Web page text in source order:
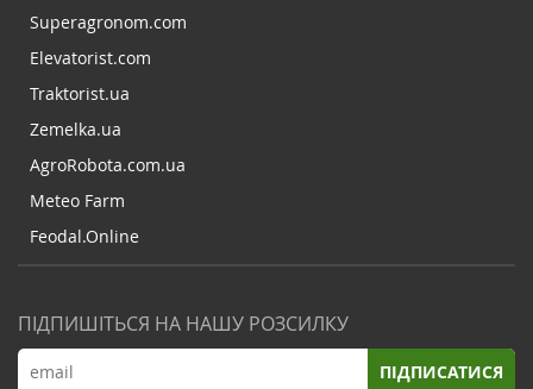
Superagronom.com
Elevatorist.com
Traktorist.ua
Zemelka.ua
AgroRobota.com.ua
Meteo Farm
Feodal.Online
ПІДПИШІТЬСЯ НА НАШУ РОЗСИЛКУ
ПІДПИСАТИСЯ